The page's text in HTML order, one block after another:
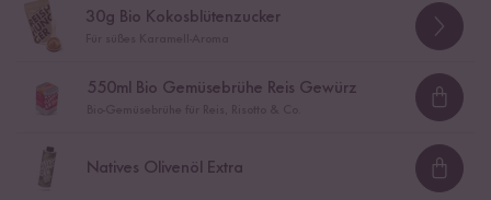
30g Bio Kokosblütenzucker
550ml Bio Gemüsebrühe Reis Gewürz
Natives Olivenöl Extra